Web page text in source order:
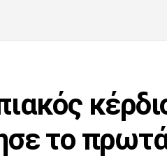
το